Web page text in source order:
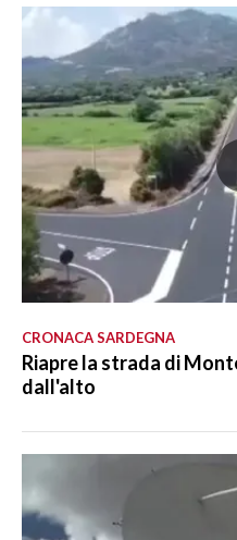
CRONACA SARDEGNA
Riapre la strada di
dall'alto